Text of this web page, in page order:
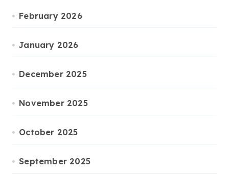
February 2026
January 2026
December 2025
November 2025
October 2025
September 2025